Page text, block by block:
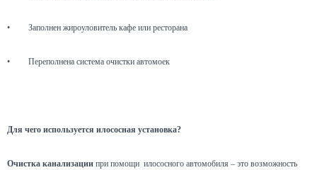
• Заполнен жироуловитель кафе или ресторана
• Переполнена система очистки автомоек
Для чего используется илососная установка?
Очистка канализации при помощи илососного автомобиля – это возможность